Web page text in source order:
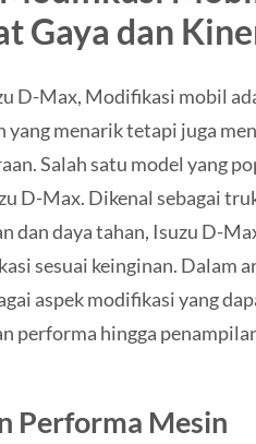
Gaya dan
D-Max, Modifikasi mobil
menarik tetapi juga
Salah satu model yang
D-Max. Dikenal sebagai
dan daya tahan, Isuzu D-
sesuai keinginan. Dalam
aspek modifikasi yang
performa hingga
Performa Mesin